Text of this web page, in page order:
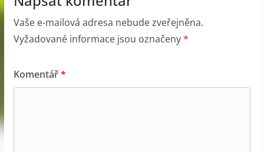
Vaše e-mailová adresa nebude zveřejněna.
Vyžadované informace jsou označeny*
Komentář*